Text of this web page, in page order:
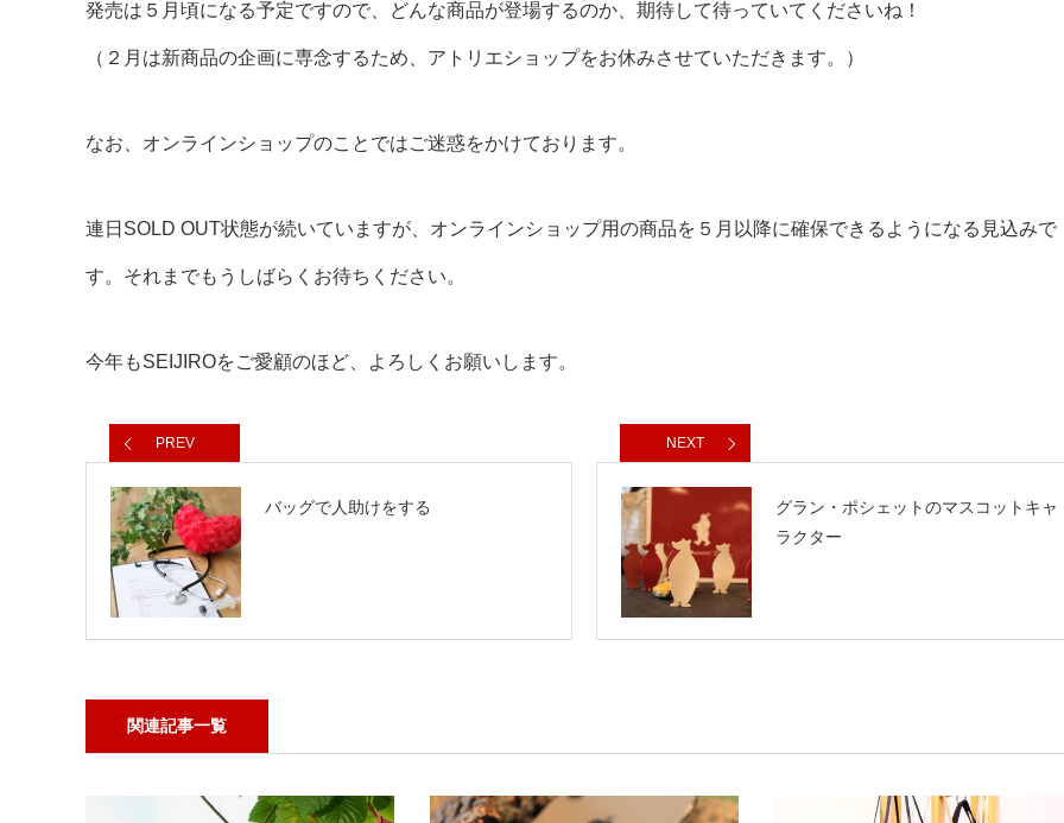
発売は５月頃になる予定ですので、どんな商品が登場するのか、期待して待っていてくださいね！
（２月は新商品の企画に専念するため、アトリエショップをお休みさせていただきます。）
なお、オンラインショップのことではご迷惑をかけております。
連日SOLD OUT状態が続いていますが、オンラインショップ用の商品を５月以降に確保できるようになる見込みで
す。それまでもうしばらくお待ちください。
今年もSEIJIROをご愛顧のほど、よろしくお願いします。
PREV
バッグで人助けをする
NEXT
グラン・ポシェットのマスコットキャ
ラクター
関連記事一覧